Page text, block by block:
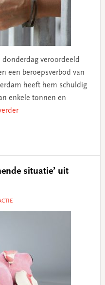
veroordeeld
een beroepsverbod van
heeft hem schuldig
enkele tonnen en
situatie’ uit